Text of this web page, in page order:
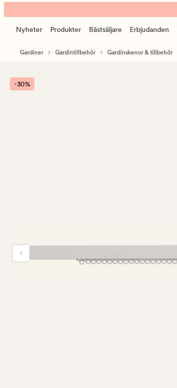
Aksel
gardinskena
banner.
Klicka
ESCAPE
att
pausa.
Nyheter Produkter Bästsäljare Erbjudanden
Gardiner Gardintillbehör Gardinskenor & tillbehör
-30%